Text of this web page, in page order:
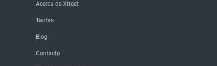
Acerca de Xtreet
Tarifas
Blog
Contacto